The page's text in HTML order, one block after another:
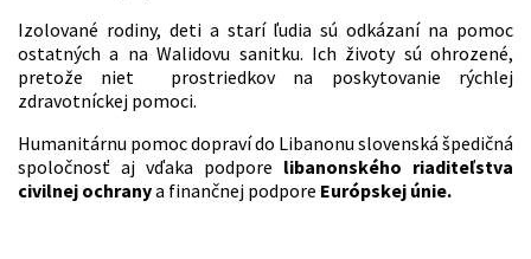
Izolované rodiny, deti a starí ľudia sú odkázaní na pomoc
ostatných a na Walidovu sanitku. Ich životy sú ohrozené,
pretože niet prostriedkov na poskytovanie rýchlej
zdravotníckej pomoci.
Humanitárnu pomoc dopraví do Libanonu slovenská špedičná
spoločnosť aj vďaka podpore libanonského riaditeľstva
civilnej ochranya finančnej podpore Európskej únie.